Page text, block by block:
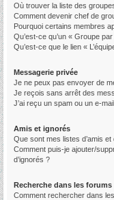
Où trouver la liste des
Comment devenir chef de
Pourquoi certains membres
Qu’est-ce qu’un « Groupe
Qu’est-ce que le lien «
Messagerie privée
Je ne peux pas envoyer de
Je reçois sans arrêt des
J’ai reçu un spam ou un e-
Amis et ignorés
Que sont mes listes d’amis et
Comment puis-je ajouter/
d’ignorés ?
Recherche dans les forums
Comment rechercher dans